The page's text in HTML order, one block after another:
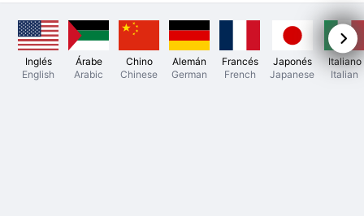
Inglés
English
Árabe
Arabic
Chino
Chinese
Alemán
German
Francés
French
Japonés
Japanese
Italiano
Italian